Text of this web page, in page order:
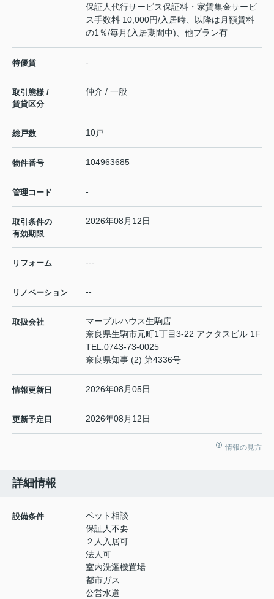
保証人代行サービス保証料・家賃集金サービ
ス手数料 10,000円/入居時、以降は月額賃料
の1％/毎月(入居期間中)、他プラン有
特優賃 -
取引態様 /
賃貸区分
仲介 / 一般
総戸数 10戸
物件番号 104963685
管理コード -
取引条件の
有効期限
2026年08月12日
リフォーム ---
リノベーション --
取扱会社
マーブルハウス生駒店
奈良県生駒市元町1丁目3-22 アクタスビル 1F
TEL:0743-73-0025
奈良県知事 (2) 第4336号
情報更新日 2026年08月05日
更新予定日 2026年08月12日
情報の見方
詳細情報
設備条件
ペット相談
保証人不要
２人入居可
法人可
室内洗濯機置場
都市ガス
公営水道